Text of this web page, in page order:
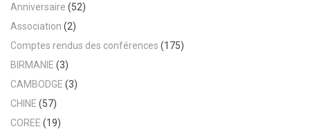
Anniversaire (52)
Association (2)
Comptes rendus des conférences (175)
BIRMANIE (3)
CAMBODGE (3)
CHINE (57)
COREE (19)